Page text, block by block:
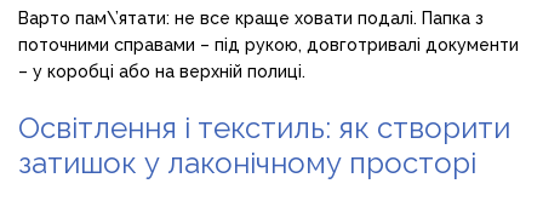
Варто пам\’ятати: не все краще ховати подалі. Папка з
поточними справами – під рукою, довготривалі документи
– у коробці або на верхній полиці.
Освітлення і текстиль: як створити
затишок у лаконічному просторі